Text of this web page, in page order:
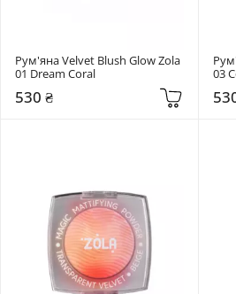
Рум'яна Velvet Blush Glow Zola
01 Dream Coral
530 ₴
03